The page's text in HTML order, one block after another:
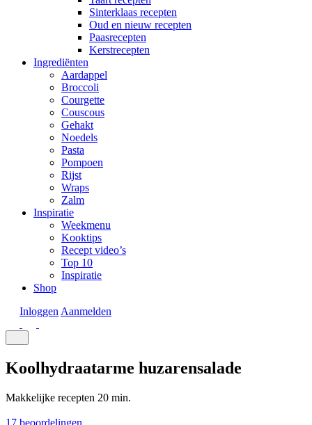
Sinterklaas recepten
Oud en nieuw recepten
Paasrecepten
Kerstrecepten
Ingrediënten
Aardappel
Broccoli
Courgette
Couscous
Gehakt
Noedels
Pasta
Pompoen
Rijst
Wraps
Zalm
Inspiratie
Weekmenu
Kooktips
Recept video’s
Top 10
Inspiratie
Shop
Inloggen Aanmelden
Koolhydraatarme huzarensalade
Makkelijke recepten 20 min.
17 beoordelingen